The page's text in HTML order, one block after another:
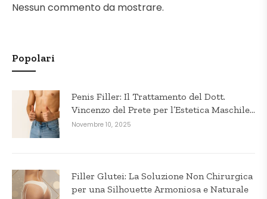
Nessun commento da mostrare.
Popolari
Penis Filler: Il Trattamento del Dott.
Vincenzo del Prete per l’Estetica Maschile
in Puglia
Novembre 10, 2025
Filler Glutei: La Soluzione Non Chirurgica
per una Silhouette Armoniosa e Naturale